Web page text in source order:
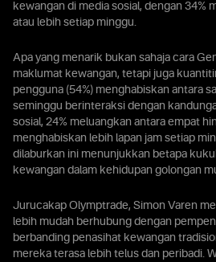
kewangan di media sosial, dengan 34%
atau lebih setiap minggu.
Apa yang menarik bukan sahaja cara
maklumat kewangan, tetapi juga
pengguna (54%) menghabiskan antara
seminggu berinteraksi dengan
sosial, 24% meluangkan antara empat
menghabiskan lebih lapan jam setiap
dilaburkan ini menunjukkan betapa
kewangan dalam kehidupan golongan
Jurucakap Olymptrade, Simon Varen
lebih mudah berhubung dengan
berbanding penasihat kewangan
mereka terasa lebih telus dan peribadi.